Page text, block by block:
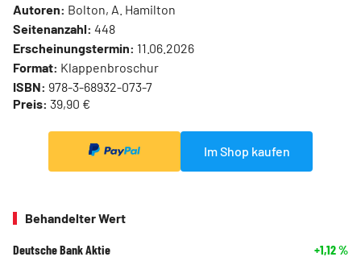
Autoren: Bolton, A. Hamilton
Seitenanzahl: 448
Erscheinungstermin: 11.06.2026
Format: Klappenbroschur
ISBN: 978-3-68932-073-7
Preis: 39,90 €
Im Shop kaufen
Behandelter Wert
Deutsche Bank Aktie +1,12%